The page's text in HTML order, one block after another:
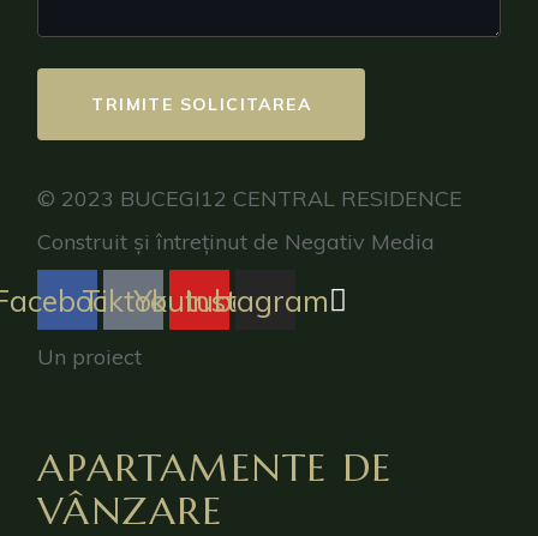
TRIMITE SOLICITAREA
© 2023 BUCEGI12 CENTRAL RESIDENCE
Construit și întreținut de Negativ Media
TiktokYoutube
Instagram
Un proiect
APARTAMENTE DE
VÂNZARE